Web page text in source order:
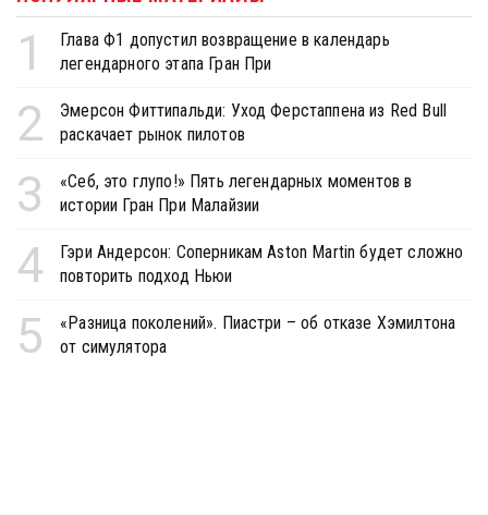
1
Глава Ф1 допустил возвращение в календарь
легендарного этапа Гран При
2
Эмерсон Фиттипальди: Уход Ферстаппена из Red Bull
раскачает рынок пилотов
3
«Себ, это глупо!» Пять легендарных моментов в
истории Гран При Малайзии
4
Гэри Андерсон: Соперникам Aston Martin будет сложно
повторить подход Ньюи
5
«Разница поколений». Пиастри – об отказе Хэмилтона
от симулятора